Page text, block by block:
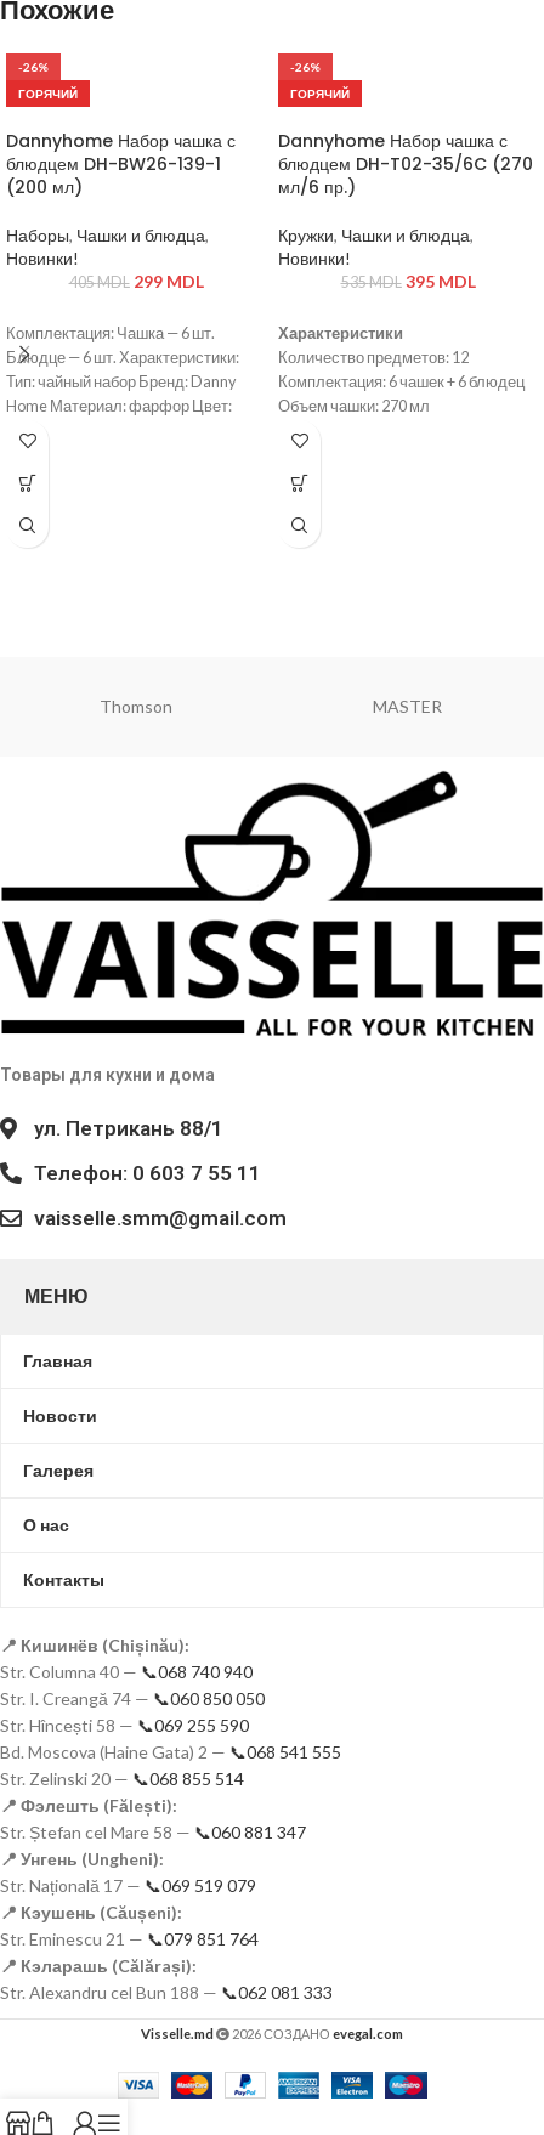
Похожие
-26%
ГОРЯЧИЙ
Dannyhome Набор чашка с
блюдцем DH-BW26-139-1
(200 мл)
Наборы, Чашки и блюдца,
Новинки!
405MDL 299 MDL
Комплектация: Чашка — 6 шт.
Блюдце — 6 шт. Характеристики:
Тип: чайный набор Бренд: Danny
Home Материал: фарфор Цвет:
белый Количество предметов: 12
персон: 6
-26%
ГОРЯЧИЙ
Dannyhome Набор чашка с
блюдцем DH-T02-35/6C (270
мл/6 пр.)
Кружки, Чашки и блюдца,
Новинки!
535MDL 395 MDL
Характеристики
Количество предметов: 12
Комплектация: 6 чашек + 6 блюдец
Объем чашки: 270 мл
Материал: керамика
узором
Thomson MASTER
Товары для кухни и дома
ул. Петрикань 88/1
Телефон: 0 603 7 55 11
vaisselle.smm@gmail.com
МЕНЮ
Главная
Новости
Галерея
О нас
Контакты
📍 Кишинёв (Chișinău):
Str. Columna 40 — 📞068 740 940
Str. I. Creangă 74 — 📞060 850 050
Str. Hîncești 58 — 📞069 255 590
Bd. Moscova (Haine Gata) 2 — 📞068 541 555
Str. Zelinski 20 — 📞068 855 514
📍 Фэлешть (Fălești):
Str. Ștefan cel Mare 58 — 📞060 881 347
📍 Унгень (Ungheni):
Str. Națională 17 — 📞069 519 079
📍 Кэушень (Căușeni):
Str. Eminescu 21 — 📞079 851 764
📍 Кэларашь (Călărași):
Str. Alexandru cel Bun 188 — 📞062 081 333
Visselle.md 2026 СОЗДАНО evegal.com